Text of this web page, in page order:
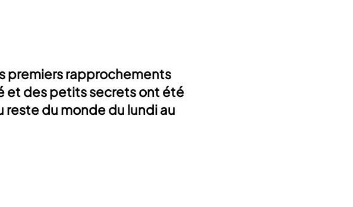
premiers rapprochements
et des petits secrets ont été
reste du monde du lundi au